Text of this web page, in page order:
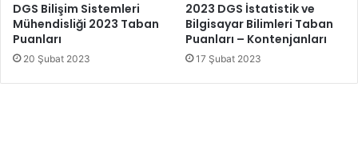
DGS Bilişim Sistemleri
Mühendisliği 2023 Taban
Puanları
20 Şubat 2023
2023 DGS İstatistik ve
Bilgisayar Bilimleri Taban
Puanları – Kontenjanları
17 Şubat 2023